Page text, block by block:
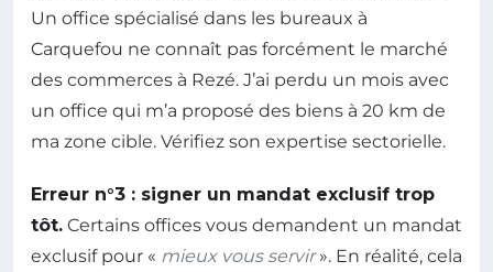
Un office spécialisé dans les bureaux à
Carquefou ne connaît pas forcément le marché
des commerces à Rezé. J’ai perdu un mois avec
un office qui m’a proposé des biens à 20 km de
ma zone cible. Vérifiez son expertise sectorielle.
Erreur n°3 : signer un mandat exclusif trop
tôt. Certains offices vous demandent un mandat
exclusif pour « mieux vous servir». En réalité, cela